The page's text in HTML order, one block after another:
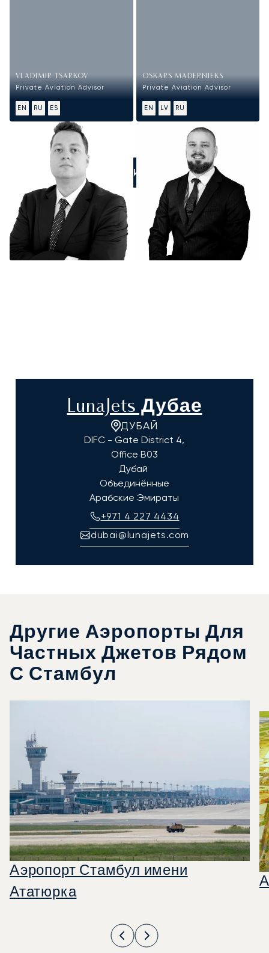
VLADIMIR TSARKOV
Private Aviation Advisor
EN RU ES
OSKARS MADERNIEKS
Private Aviation Advisor
EN LV RU
ПОЗВОНИТЕ НАМ
LunaJets Дубае
ДУБАЙ
DIFC - Gate District 4,
Office B03
Дубай
Объединённые
Арабские Эмираты
+971 4 227 4434
dubai@lunajets.com
Другие Аэропорты Для
Частных Джетов Рядом
С Стамбул
Аэропорт Стамбул имени
Ататюрка